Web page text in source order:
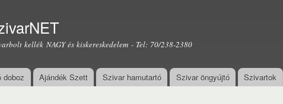
kellék NAGY és kiskereskedelem - Tel: 70/238-2380
doboz Ajándék Szett Szivar hamutartó Szivar öngyújtó Szivartok